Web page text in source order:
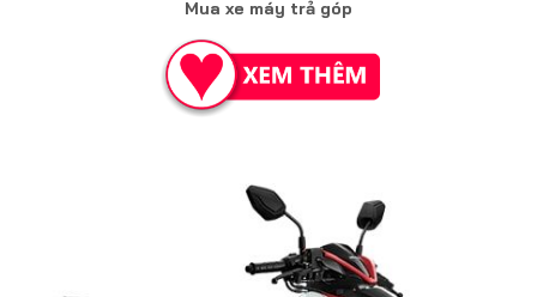
Mua xe máy trả góp